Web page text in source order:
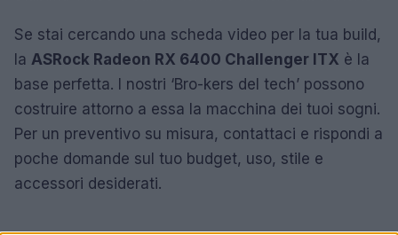
Se stai cercando una scheda video per la tua build,
la ASRock Radeon RX 6400 Challenger ITX è la
base perfetta. I nostri ‘Bro-kers del tech’ possono
costruire attorno a essa la macchina dei tuoi sogni.
Per un preventivo su misura, contattaci e rispondi a
poche domande sul tuo budget, uso, stile e
accessori desiderati.